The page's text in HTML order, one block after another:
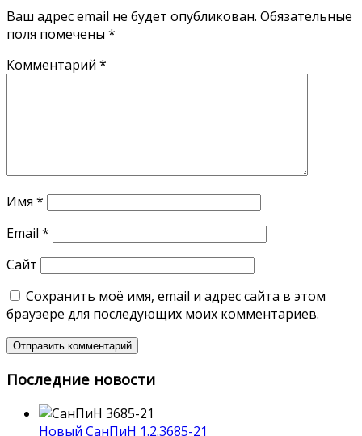
Ваш адрес email не будет опубликован. Обязательные
поля помечены *
Комментарий *
Имя *
Email *
Сайт
Сохранить моё имя, email и адрес сайта в этом
браузере для последующих моих комментариев.
Последние новости
Новый СанПиН 1.2.3685-21